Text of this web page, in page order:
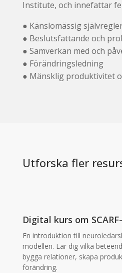
Institute, och innefattar
● Känslomässig
● Beslutsfattande och
● Samverkan med och
● Förändringsledning
● Mänsklig produktivitet
Utforska fler
Digital kurs om
En introduktion till
modellen. Lär dig vilka
bygga relationer, skapa
förändring.